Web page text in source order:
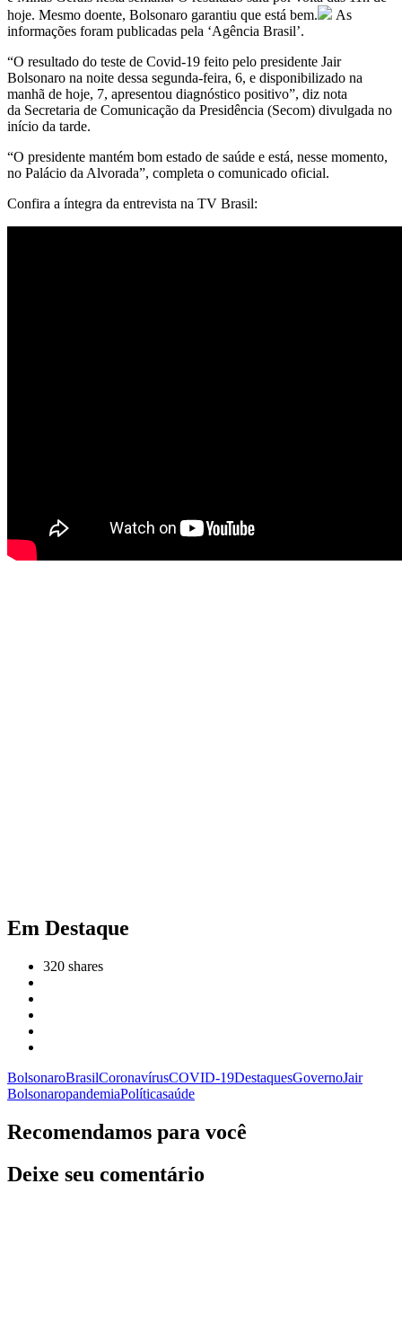
hoje. Mesmo doente, Bolsonaro garantiu que está bem.
As
informações foram publicadas pela ‘Agência Brasil’.
“O resultado do teste de Covid-19 feito pelo presidente Jair
Bolsonaro na noite dessa segunda-feira, 6, e disponibilizado na
manhã de hoje, 7, apresentou diagnóstico positivo”, diz nota
da Secretaria de Comunicação da Presidência (Secom) divulgada no
início da tarde.
“O presidente mantém bom estado de saúde e está, nesse momento,
no Palácio da Alvorada”, completa o comunicado oficial.
Confira a íntegra da entrevista na TV Brasil:
Em Destaque
320 shares
BolsonaroBrasilCoronavírusCOVID-19DestaquesGovernoJair
BolsonaropandemiaPolíticasaúde
Recomendamos para você
Deixe seu comentário